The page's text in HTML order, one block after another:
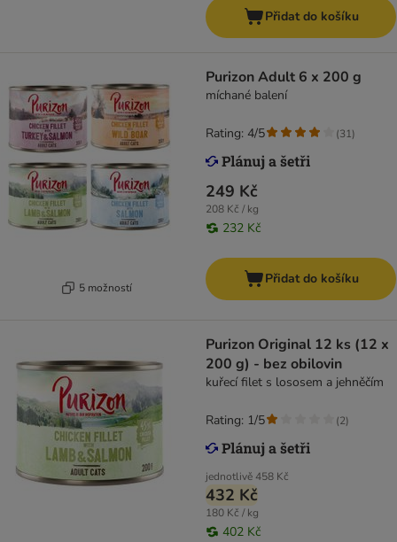
Přidat do košíku
5 možností
Purizon Adult 6 x 200 g
míchané balení
249 Kč
208 Kč / kg
232 Kč
Rating: 4/5 (31)
Přidat do košíku
Purizon Original 12 ks (12 x
200 g) - bez obilovin
kuřecí filet s lososem a jehněčím
jednotlivě458 Kč
432 Kč
180 Kč / kg
402 Kč
Rating: 1/5 (2)